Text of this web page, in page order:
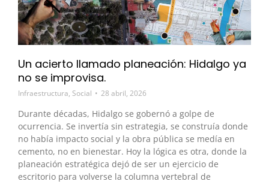
Un acierto llamado planeación: Hidalgo ya
no se improvisa.
Infraestructura, Social 28 abril, 2026
Durante décadas, Hidalgo se gobernó a golpe de
ocurrencia. Se invertía sin estrategia, se construía donde
no había impacto social y la obra pública se medía en
cemento, no en bienestar. Hoy la lógica es otra, donde la
planeación estratégica dejó de ser un ejercicio de
escritorio para volverse la columna vertebral de